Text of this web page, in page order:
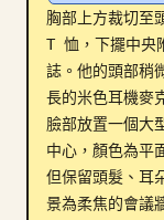
部落格
更新
胸部上方裁切至
T 恤，下擺中央
誌。他的頭部稍
長的米色耳機麥
臉部放置一個大
中心，顏色為平
但保留頭髮、耳
景為柔焦的會議